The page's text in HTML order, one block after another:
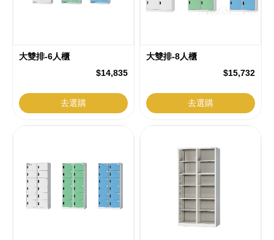
大雙排-6人櫃
$14,835
去選購
大雙排-8人櫃
$15,732
去選購